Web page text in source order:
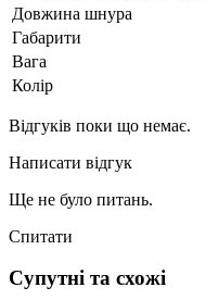
Довжина шнура
Габарити
Вага
Колір
Відгуків поки що немає.
Написати відгук
Ще не було питань.
Спитати
Супутні та схожі